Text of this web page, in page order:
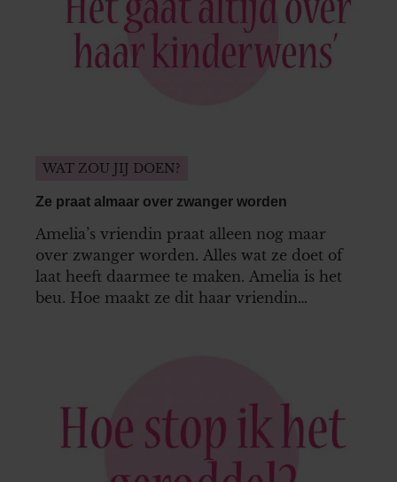
WAT ZOU JIJ DOEN?
Ze praat almaar over zwanger worden
Amelia’s vriendin praat alleen nog maar
over zwanger worden. Alles wat ze doet of
laat heeft daarmee te maken. Amelia is het
beu. Hoe maakt ze dit haar vriendin